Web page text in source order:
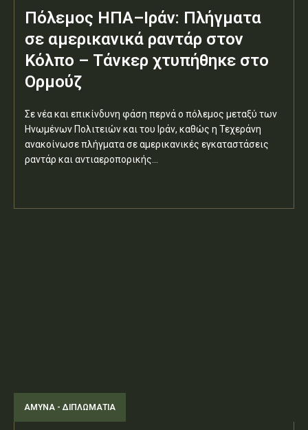
Πόλεμος ΗΠΑ–Ιράν: Πλήγματα
σε αμερικανικά ραντάρ στον
Κόλπο – Τάνκερ χτυπήθηκε στο
Ορμούζ
Σε νέα και επικίνδυνη φάση περνά ο πόλεμος μεταξύ των
Ηνωμένων Πολιτειών και του Ιράν, καθώς η Τεχεράνη
ανακοίνωσε πλήγματα σε αμερικανικές εγκαταστάσεις
ραντάρ και αντιαεροπορικής...
ΑΜΥΝΑ - ΔΙΠΛΩΜΑΤΙΑ